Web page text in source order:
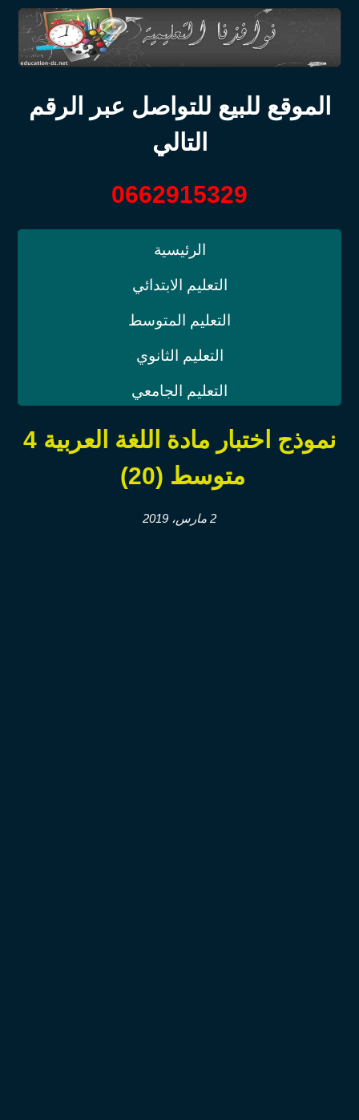
الموقع للبيع للتواصل عبر الرقم
التالي
0662915329
الرئيسية
التعليم الابتدائي
التعليم المتوسط
التعليم الثانوي
التعليم الجامعي
نموذج اختبار مادة اللغة العربية 4
متوسط ‫(20)‬ ‫‬
2 مارس، 2019